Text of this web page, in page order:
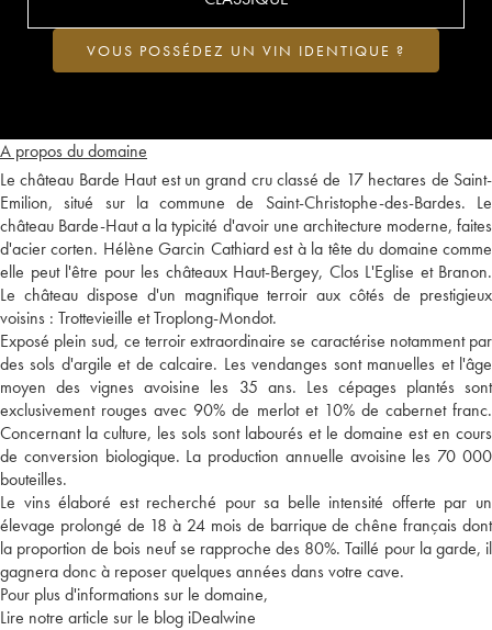
A propos du domaine
Le château Barde Haut est un grand cru classé de 17 hectares de Saint-
Emilion, situé sur la commune de Saint-Christophe-des-Bardes. Le
château Barde-Haut a la typicité d'avoir une architecture moderne, faites
d'acier corten. Hélène Garcin Cathiard est à la tête du domaine comme
elle peut l'être pour les châteaux Haut-Bergey, Clos L'Eglise et Branon.
Le château dispose d'un magnifique terroir aux côtés de prestigieux
voisins : Trottevieille et Troplong-Mondot.
Exposé plein sud, ce terroir extraordinaire se caractérise notamment par
des sols d'argile et de calcaire. Les vendanges sont manuelles et l'âge
moyen des vignes avoisine les 35 ans. Les cépages plantés sont
exclusivement rouges avec 90% de merlot et 10% de cabernet franc.
Concernant la culture, les sols sont labourés et le domaine est en cours
de conversion biologique. La production annuelle avoisine les 70 000
bouteilles.
Le vins élaboré est recherché pour sa belle intensité offerte par un
élevage prolongé de 18 à 24 mois de barrique de chêne français dont
la proportion de bois neuf se rapproche des 80%. Taillé pour la garde, il
gagnera donc à reposer quelques années dans votre cave.
Pour plus d'informations sur le domaine,
Lire notre article sur le blog iDealwine
VOUS POSSÉDEZ UN VIN IDENTIQUE ?